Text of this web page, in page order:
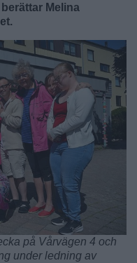
Melina
på Vårvägen 4 och
under ledning av